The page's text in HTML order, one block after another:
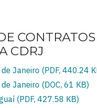
CDRJ
Janeiro (PDF, 440.24
Janeiro (DOC, 61 KB)
(PDF, 427.58 KB)